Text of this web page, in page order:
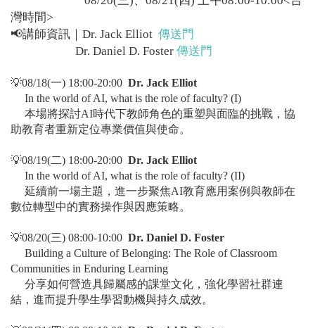
灣時間>
📢講師資訊｜ Dr. Jack Elliot 傳送門
Dr. Daniel D. Foster 傳送門
💡08/18(一) 18:00-20:00 Dr. Jack Elliot
In the world of AI, what is the role of faculty? (I)
本場將探討AI時代下教師角色的重塑與面臨的挑戰，協
助教育者重新定位專業價值與使命。
💡08/19(二) 18:00-20:00 Dr. Jack Elliot
In the world of AI, what is the role of faculty? (II)
延續前一場主題，進一步聚焦AI教育應用案例與教師在
數位轉型中的實務操作與因應策略。
💡08/20(三) 08:00-10:00 Dr. Daniel D. Foster
Building a Culture of Belonging: The Role of Classroom
Communities in Enduring Learning
分享如何營造具歸屬感的課堂文化，強化學習社群連
結，進而提升學生學習動機與持久成效。